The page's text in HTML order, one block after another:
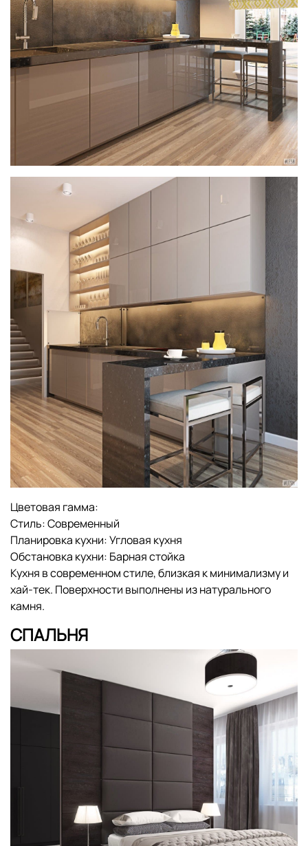
Цветовая гамма:
Стиль:Современный
Планировка кухни:Угловая кухня
Обстановка кухни: Барная стойка
Кухня в современном стиле, близкая к минимализму и
хай-тек. Поверхности выполнены из натурального
камня.
СПАЛЬНЯ